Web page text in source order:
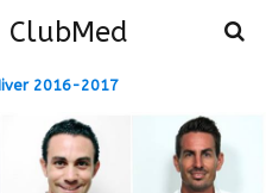
2016-2017